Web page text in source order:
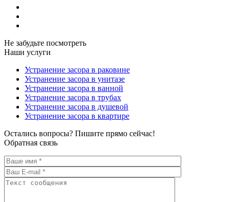
Не забудьте посмотреть
Наши услуги
Устранение засора в раковине
Устранение засора в унитазе
Устранение засора в ванной
Устранение засора в трубах
Устранение засора в душевой
Устранение засора в квартире
Остались вопросы? Пишите прямо сейчас!
Обратная связь